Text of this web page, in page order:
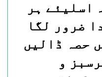
اسلیئے ہر
ضرور لگا
حصہ ڈالیں
و